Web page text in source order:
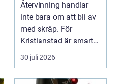
Återvinning handlar
inte bara om att bli av
med skräp. För
Kristianstad är smart
avfallshantering en...
30 juli 2026